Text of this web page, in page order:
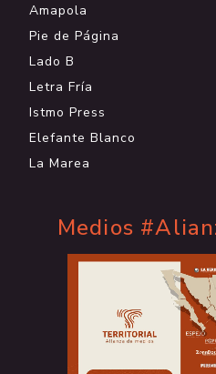
Amapola
Pie de Página
Lado B
Letra Fría
Istmo Press
Elefante Blanco
La Marea
Medios